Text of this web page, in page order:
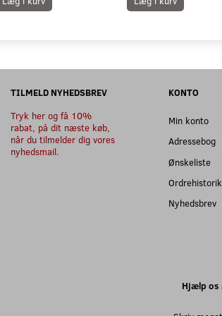
TILMELD NYHEDSBREV
Tryk her og få 10%
rabat, på dit næste køb,
når du tilmelder dig vores
nyhedsmail.
KONTO
Min konto
Adressebog
Ønskeliste
Ordrehistorik
Nyhedsbrev
Hjælp os